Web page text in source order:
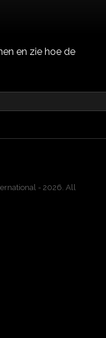
en zie hoe de
- 2026. All